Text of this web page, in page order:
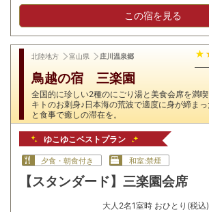
この宿を見る
北陸地方 富山県 庄川温泉郷
鳥越の宿 三楽園
全国的に珍しい2種のにごり湯と美食会席を満
キトのお刺身♪日本海の荒波で適度に身が締ま
と食事で癒しの滞在を。
ゆこゆこベストプラン
夕食・朝食付き 和室:禁煙
【スタンダード】三楽園会席
大人 2名1室時 おひとり(税込)